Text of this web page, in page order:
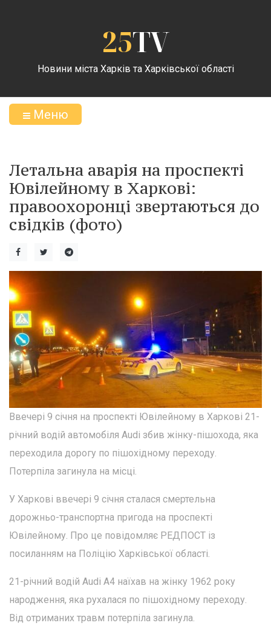
25TV
Новини міста Харків та Харківської області
Меню
Летальна аварія на проспекті
Ювілейному в Харкові:
правоохоронці звертаються до
свідків (фото)
Ввечері 9 січня на проспекті Ювілейному в Харкові 21-
річний водій автомобіля Audi збив жінку-пішохода, яка
переходила дорогу по пішохідному переходу.
Потерпіла загинула на місці.
У Харкові ввечері 9 січня сталася смертельна
дорожньо-транспортна пригода на проспекті
Ювілейному. Про це повідомляє РЕДПОСТ із
посиланням на Поліцію Харківської області.
21-річний водій Audi A4 наїхав на жінку 1962 року
народження, яка рухалася по пішохідному переходу.
Від отриманих травм потерпіла загинула.